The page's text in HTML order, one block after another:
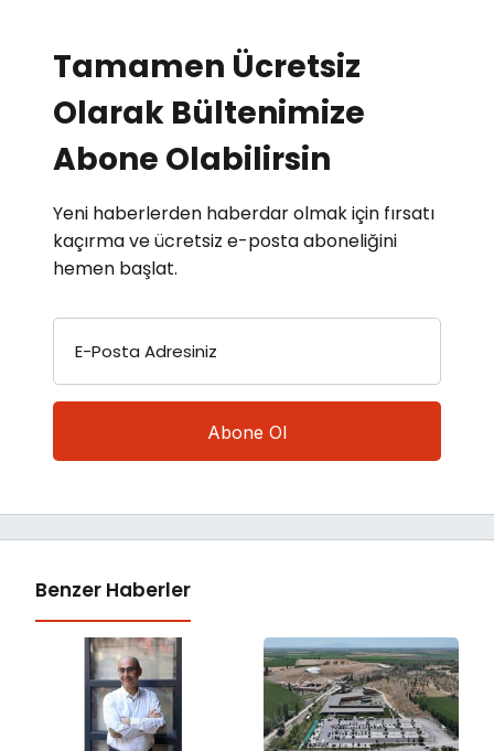
Tamamen Ücretsiz
Olarak Bültenimize
Abone Olabilirsin
Yeni haberlerden haberdar olmak için fırsatı
kaçırma ve ücretsiz e-posta aboneliğini
hemen başlat.
E-Posta Adresiniz
Benzer Haberler